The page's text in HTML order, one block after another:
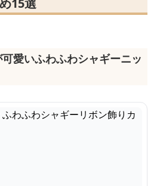
15選
愛いふわふわシャギーニッ